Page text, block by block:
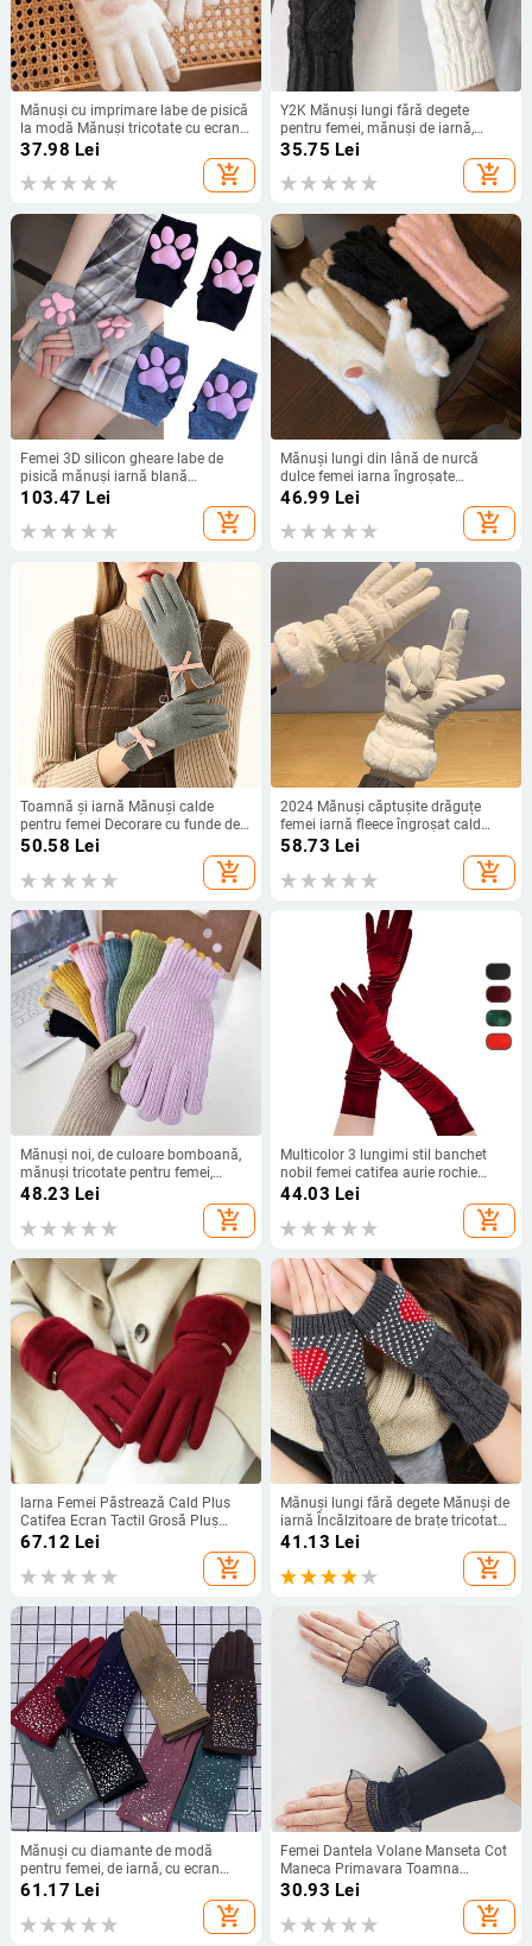
Mănuși cu imprimare labe de pisică
la modă Mănuși tricotate cu ecran
tactil pentru telefonul mobil, iarnă,
bărbați, femei, mănuși groase,
calde, pufoase, pentru adulți
37.98 Lei
add_shopping_cart
Y2K Mănuși lungi fără degete
pentru femei, mănuși de iarnă,
tricotate, mâneci mai calde, punk,
moi, fără degete, unisex, pentru
femei
35.75 Lei
add_shopping_cart
Femei 3D silicon gheare labe de
pisică mănuși iarnă blană
artificială drăguț pisoi fără degete
Halloween pentru femei fete
103.47 Lei
add_shopping_cart
Mănuși lungi din lână de nurcă
dulce femei iarna îngroșate
tricotate calde scurte pufoase
mănuși de pluș braț de protecție
mănuși de exterior anti-rece
46.99 Lei
add_shopping_cart
Toamnă și iarnă Mănuși calde
pentru femei Decorare cu funde de
modă Mănuși de călărie în aer liber
50.58 Lei
add_shopping_cart
2024 Mănuși căptușite drăguțe
femei iarnă fleece îngroșat cald
Ciclism alpinism schi mănuși din
58.73 Lei
add_shopping_cart
Mănuși noi, de culoare bomboană,
mănuși tricotate pentru femei,
pentru iarnă, încălzitor de mâini,
mănuși de scris pentru studenți,
mănuși pentru ecran tactil cu cinci
48.23 Lei
add_shopping_cart
Multicolor 3 lungimi stil banchet
nobil femei catifea aurie rochie
lungă pentru cină mănuși negre
primăvară toamnă BK
44.03 Lei
add_shopping_cart
Iarna Femei Păstrează Cald Plus
Catifea Ecran Tactil Grosă Pluș
Încheietură Mănuși de piele
intoarsa Personalitate Moda
Elegant Conducere Ciclism
67.12 Lei
add_shopping_cart
Mănuși lungi fără degete Mănuși de
iarnă Încălzitoare de brațe tricotate
Mâneci pentru fete cu jumătate de
deget deschise Love Heart Gotic
41.13 Lei
add_shopping_cart
Mănuși cu diamante de modă
pentru femei, de iarnă, cu ecran
tactil, cu degetul complet, caldă,
rezistentă la vânt, pentru ciclism,
pentru conducere, pentru femei,
61.17 Lei
add_shopping_cart
Femei Dantela Volane Manseta Cot
Maneca Primavara Toamna
Detasabil Maneca Falsa Acoperi
Brat Culoare Solida Husa Brat
Pulover Decorativ
30.93 Lei
add_shopping_cart